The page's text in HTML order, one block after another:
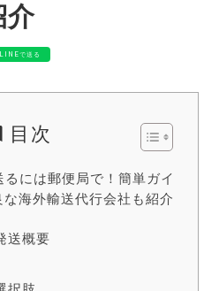
介
LINEで送る
目次
には郵便局で！簡単ガイ
な海外輸送代行会社も紹介
送概要